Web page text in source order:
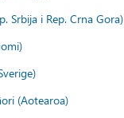
Srbija i Rep. Crna Gora)
(Aotearoa)